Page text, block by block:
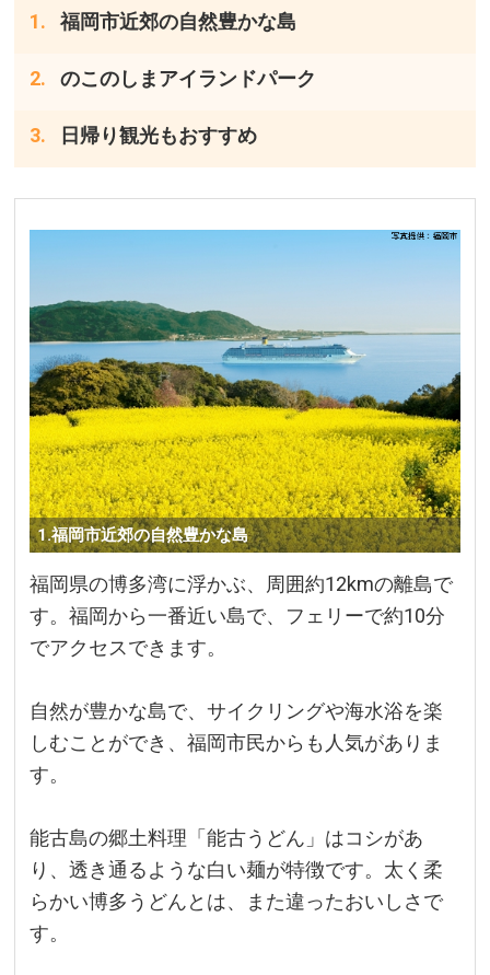
福岡市近郊の自然豊かな島
のこのしまアイランドパーク
日帰り観光もおすすめ
1.福岡市近郊の自然豊かな島
福岡県の博多湾に浮かぶ、周囲約12kmの離島で
す。福岡から一番近い島で、フェリーで約10分
でアクセスできます。
自然が豊かな島で、サイクリングや海水浴を楽
しむことができ、福岡市民からも人気がありま
す。
能古島の郷土料理「能古うどん」はコシがあ
り、透き通るような白い麺が特徴です。太く柔
らかい博多うどんとは、また違ったおいしさで
す。